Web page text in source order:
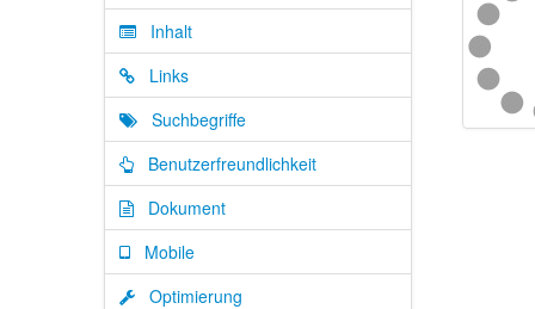
Inhalt
Links
Suchbegriffe
Benutzerfreundlichkeit
Dokument
Mobile
Optimierung